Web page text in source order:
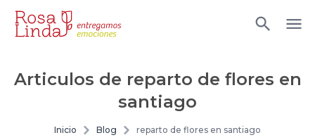
Articulos de reparto de flores en
santiago
Inicio Blog reparto de flores en santiago